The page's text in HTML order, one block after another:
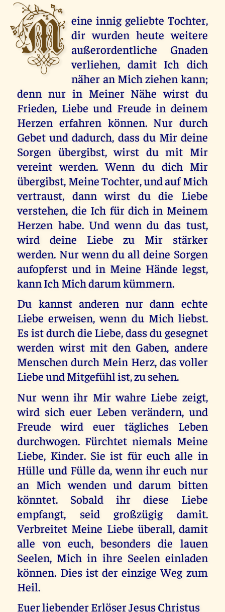
M eine innig geliebte Tochter,
dir wurden heute weitere
außerordentliche Gnaden
verliehen, damit Ich dich
näher an Mich ziehen kann;
denn nur in Meiner Nähe wirst du
Frieden, Liebe und Freude in deinem
Herzen erfahren können. Nur durch
Gebet und dadurch, dass du Mir deine
Sorgen übergibst, wirst du mit Mir
vereint werden. Wenn du dich Mir
übergibst, Meine Tochter, und auf Mich
vertraust, dann wirst du die Liebe
verstehen, die Ich für dich in Meinem
Herzen habe. Und wenn du das tust,
wird deine Liebe zu Mir stärker
werden. Nur wenn du all deine Sorgen
aufopferst und in Meine Hände legst,
kann Ich Mich darum kümmern.
Du kannst anderen nur dann echte
Liebe erweisen, wenn du Mich liebst.
Es ist durch die Liebe, dass du gesegnet
werden wirst mit den Gaben, andere
Menschen durch Mein Herz, das voller
Liebe und Mitgefühl ist, zu sehen.
Nur wenn ihr Mir wahre Liebe zeigt,
wird sich euer Leben verändern, und
Freude wird euer tägliches Leben
durchwogen. Fürchtet niemals Meine
Liebe, Kinder. Sie ist für euch alle in
Hülle und Fülle da, wenn ihr euch nur
an Mich wenden und darum bitten
könntet. Sobald ihr diese Liebe
empfangt, seid großzügig damit.
Verbreitet Meine Liebe überall, damit
alle von euch, besonders die lauen
Seelen, Mich in ihre Seelen einladen
können. Dies ist der einzige Weg zum
Heil.
Euer liebender Erlöser Jesus Christus